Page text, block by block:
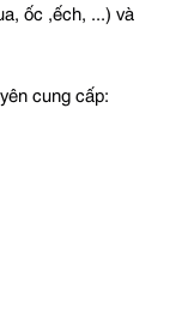
ốc ,ếch, ...) và
cung cấp: